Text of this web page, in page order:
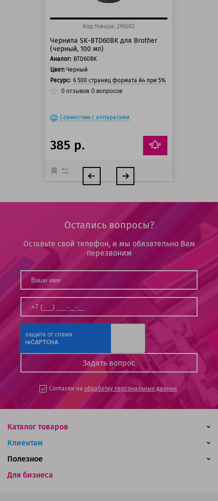
Код товара: 296502
Чернила SK-BTD60BK для Brother
(черный, 100 мл)
Аналог: BTD60BK
Цвет: Черный
Ресурс: 6 500 страниц формата А4 при 5% заполнении
0 отзывов 0 вопросов
Совместим с аппаратами
385 р.
Остались вопросы?
Оставьте свой телефон, и мы обязательно Вам
перезвоним
Согласен на обработку персональных данных
Каталог товаров
Клиентам
Для бизнеса
Полезное